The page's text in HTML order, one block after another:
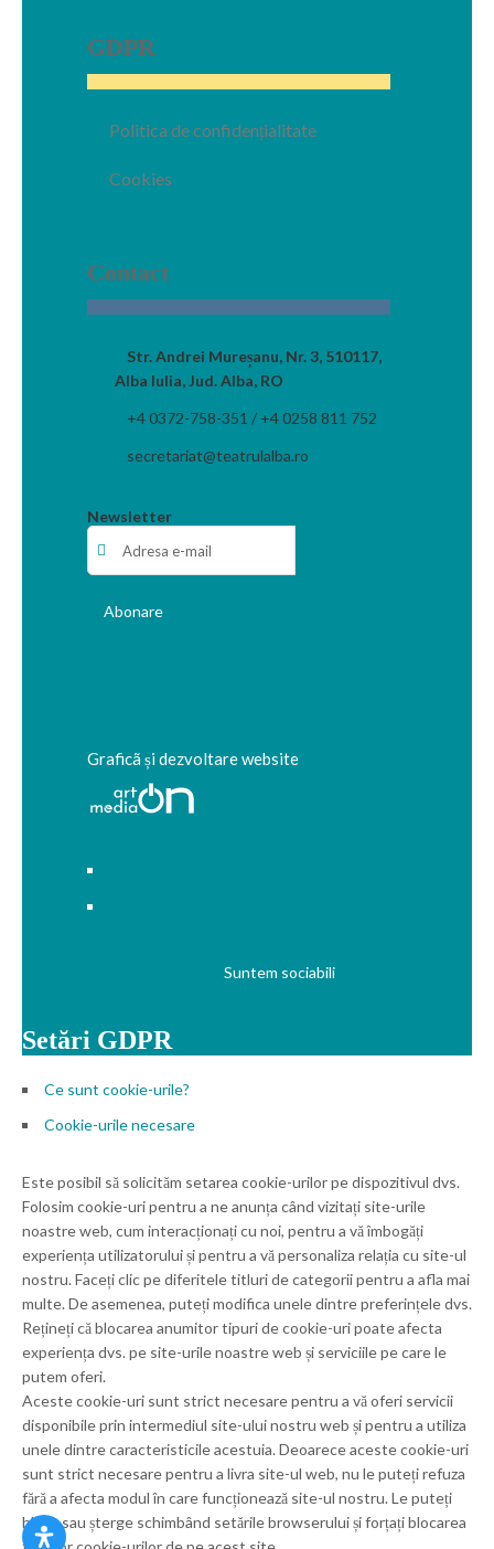
GDPR
Politica de confidențialitate
Cookies
Contact
Str. Andrei Mureșanu, Nr. 3, 510117,
Alba Iulia, Jud. Alba, RO
+4 0372-758-351 / +4 0258 811 752
secretariat@teatrulalba.ro
Newsletter
Graficã și dezvoltare website
Suntem sociabili
Setări GDPR
Ce sunt cookie-urile?
Cookie-urile necesare
Este posibil să solicităm setarea cookie-urilor pe dispozitivul dvs.
Folosim cookie-uri pentru a ne anunța când vizitați site-urile
noastre web, cum interacționați cu noi, pentru a vă îmbogăți
experiența utilizatorului și pentru a vă personaliza relația cu site-ul
nostru. Faceți clic pe diferitele titluri de categorii pentru a afla mai
multe. De asemenea, puteți modifica unele dintre preferințele dvs.
Rețineți că blocarea anumitor tipuri de cookie-uri poate afecta
experiența dvs. pe site-urile noastre web și serviciile pe care le
putem oferi.
Aceste cookie-uri sunt strict necesare pentru a vă oferi servicii
disponibile prin intermediul site-ului nostru web și pentru a utiliza
unele dintre caracteristicile acestuia. Deoarece aceste cookie-uri
sunt strict necesare pentru a livra site-ul web, nu le puteți refuza
fără a afecta modul în care funcționează site-ul nostru. Le puteți
bloca sau șterge schimbând setările browserului și forțați blocarea